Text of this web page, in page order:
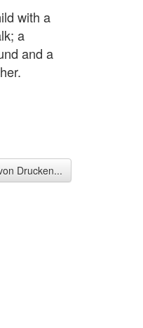
with a
a
and a
Drucken...